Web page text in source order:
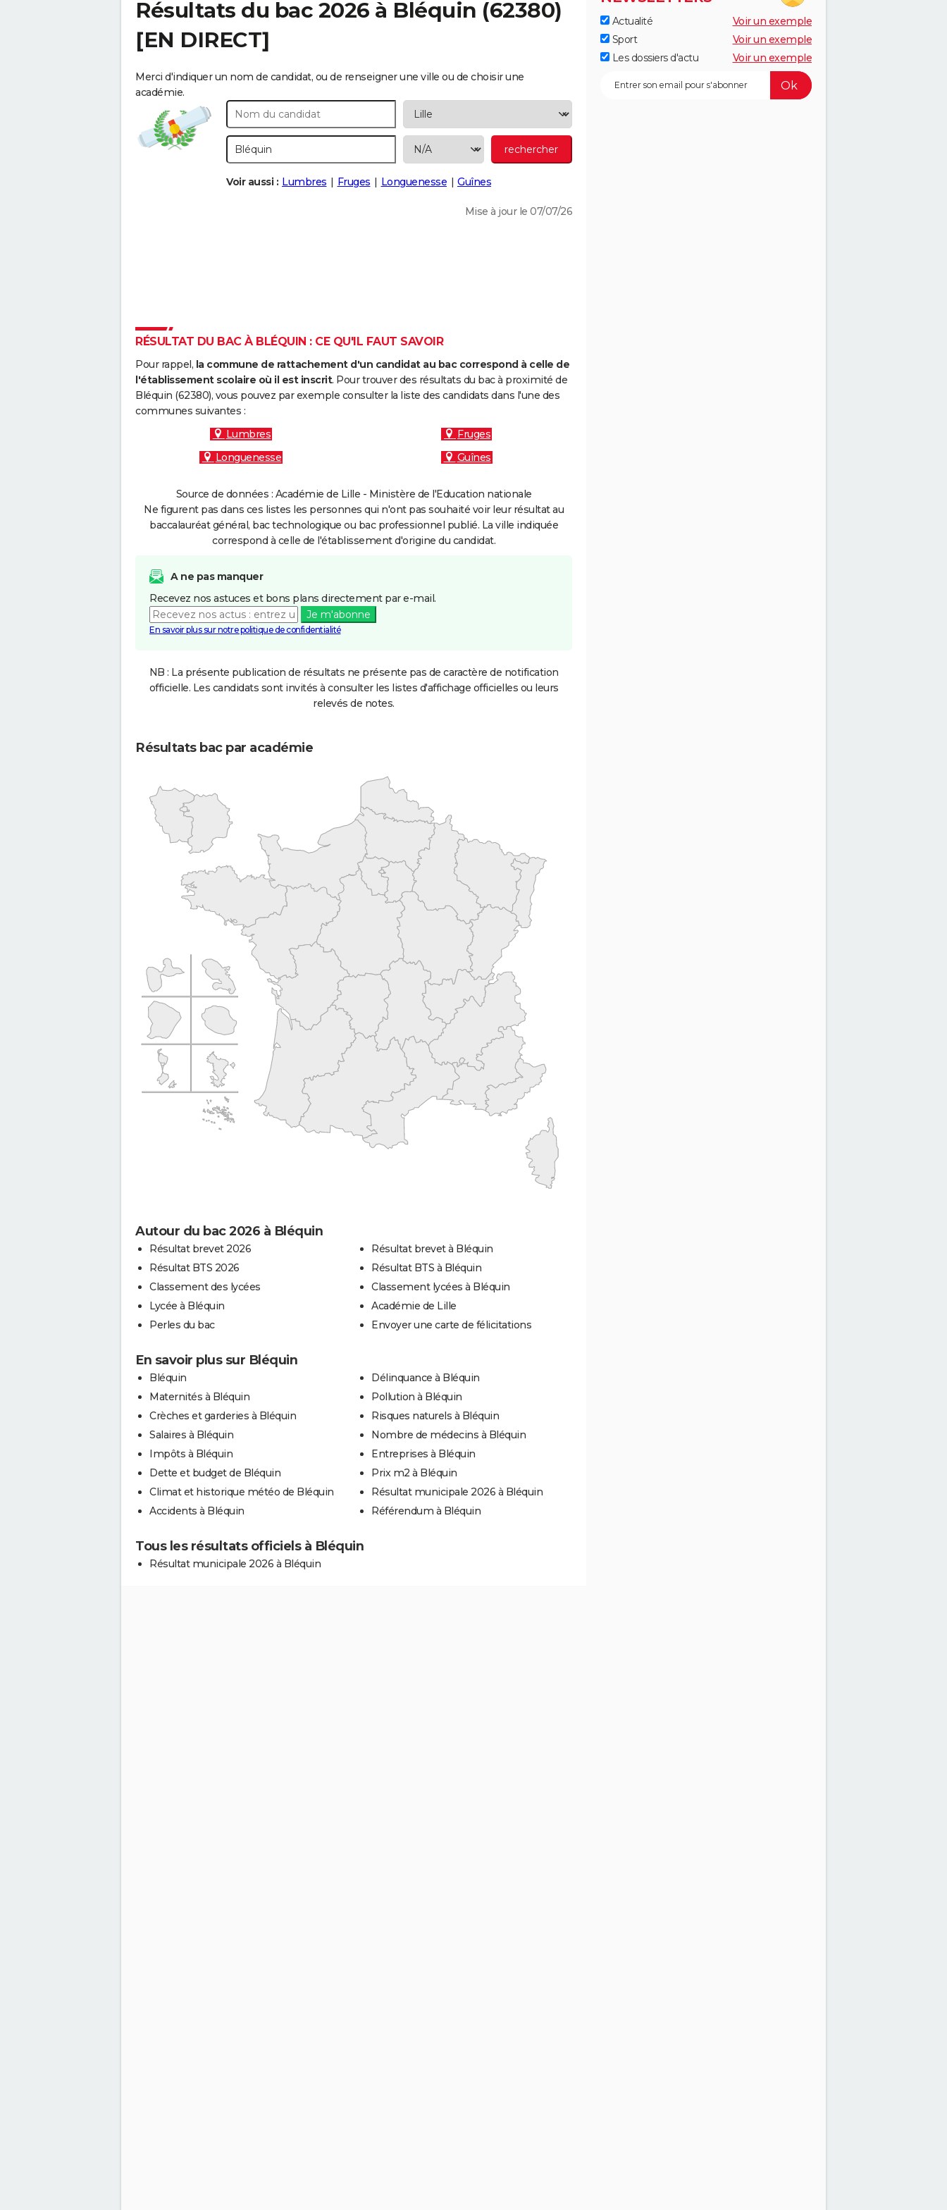
Résultats du bac 2026 à Bléquin (62380)
[EN DIRECT]
Merci d'indiquer un nom de candidat, ou de renseigner une ville ou de choisir une
académie.
Voir aussi : Lumbres Fruges Longuenesse Guînes
Mise à jour le 07/07/26
RÉSULTAT DU BAC À BLÉQUIN : CE QU'IL FAUT SAVOIR
Pour rappel, la commune de rattachement d'un candidat au bac correspond à celle de
l'établissement scolaire où il est inscrit. Pour trouver des résultats du bac à proximité de
Bléquin (62380), vous pouvez par exemple consulter la liste des candidats dans l'une des
communes suivantes :
Lumbres
Fruges
Longuenesse
Guînes
Source de données : Académie de Lille - Ministère de l'Education nationale
Ne figurent pas dans ces listes les personnes qui n'ont pas souhaité voir leur résultat au
baccalauréat général, bac technologique ou bac professionnel publié. La ville indiquée
correspond à celle de l'établissement d'origine du candidat.
A ne pas manquer
Recevez nos astuces et bons plans directement par e-mail.
Je m'abonne
En savoir plus sur notre politique de confidentialité
NB : La présente publication de résultats ne présente pas de caractère de notification
officielle. Les candidats sont invités à consulter les listes d'affichage officielles ou leurs
relevés de notes.
Résultats bac par académie
Autour du bac 2026 à Bléquin
Résultat brevet 2026
Résultat BTS 2026
Classement des lycées
Lycée à Bléquin
Perles du bac
Résultat brevet à Bléquin
Résultat BTS à Bléquin
Classement lycées à Bléquin
Académie de Lille
Envoyer une carte de félicitations
En savoir plus sur Bléquin
Bléquin
Maternités à Bléquin
Crèches et garderies à Bléquin
Salaires à Bléquin
Impôts à Bléquin
Dette et budget de Bléquin
Climat et historique météo de Bléquin
Accidents à Bléquin
Délinquance à Bléquin
Pollution à Bléquin
Risques naturels à Bléquin
Nombre de médecins à Bléquin
Entreprises à Bléquin
Prix m2 à Bléquin
Résultat municipale 2026 à Bléquin
Référendum à Bléquin
Tous les résultats officiels à Bléquin
Résultat municipale 2026 à Bléquin
Actualité
Voir un exemple
Sport
Voir un exemple
Les dossiers d'actu
Voir un exemple